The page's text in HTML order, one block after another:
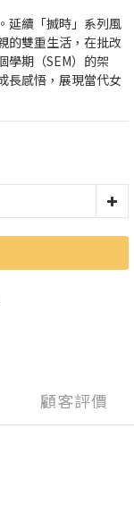
延續「搣時」系列風
的雙重生活，在批改
學期（SEM）的架
長感悟，展現當代女
顧客評價